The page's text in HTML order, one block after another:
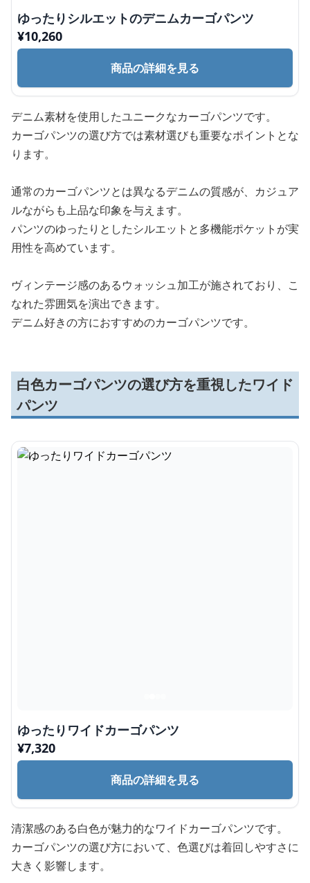
ゆったりシルエットのデニムカーゴパンツ
¥10,260
商品の詳細を見る
デニム素材を使用したユニークなカーゴパンツです。
カーゴパンツの選び方では素材選びも重要なポイントとな
ります。
通常のカーゴパンツとは異なるデニムの質感が、カジュア
ルながらも上品な印象を与えます。
パンツのゆったりとしたシルエットと多機能ポケットが実
用性を高めています。
ヴィンテージ感のあるウォッシュ加工が施されており、こ
なれた雰囲気を演出できます。
デニム好きの方におすすめのカーゴパンツです。
白色カーゴパンツの選び方を重視したワイド
パンツ
ゆったりワイドカーゴパンツ
¥7,320
商品の詳細を見る
清潔感のある白色が魅力的なワイドカーゴパンツです。
カーゴパンツの選び方において、色選びは着回しやすさに
大きく影響します。